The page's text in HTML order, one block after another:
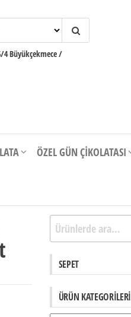
Büyükçekmece /
ÖZEL GÜN ÇIKOLATASI
Ara:
SEPET
ÜRÜN KATEGORILERI